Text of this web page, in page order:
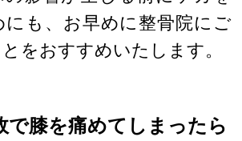
にも、お早めに整骨院にご
をおすすめいたします。
膝を痛めてしまったら